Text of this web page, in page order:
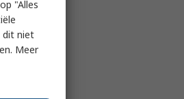
"Alles
dit niet
Meer